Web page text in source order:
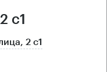
с1
2 с1